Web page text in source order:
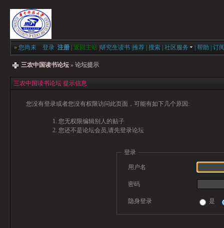
» 您尚未 登录 注册 返回主站 研究生读书 推荐 搜索 社区服务 帮助 订
三农中国读书论坛 » 论坛提示
三农中国读书论坛 提示信息
您没有登录或者您没有权限访问此页面，可能有如下几个原因:
您无权限编辑别人的贴子
您还不是论坛会员,请先登录论坛
登录
用户名
密码
隐身登录 是